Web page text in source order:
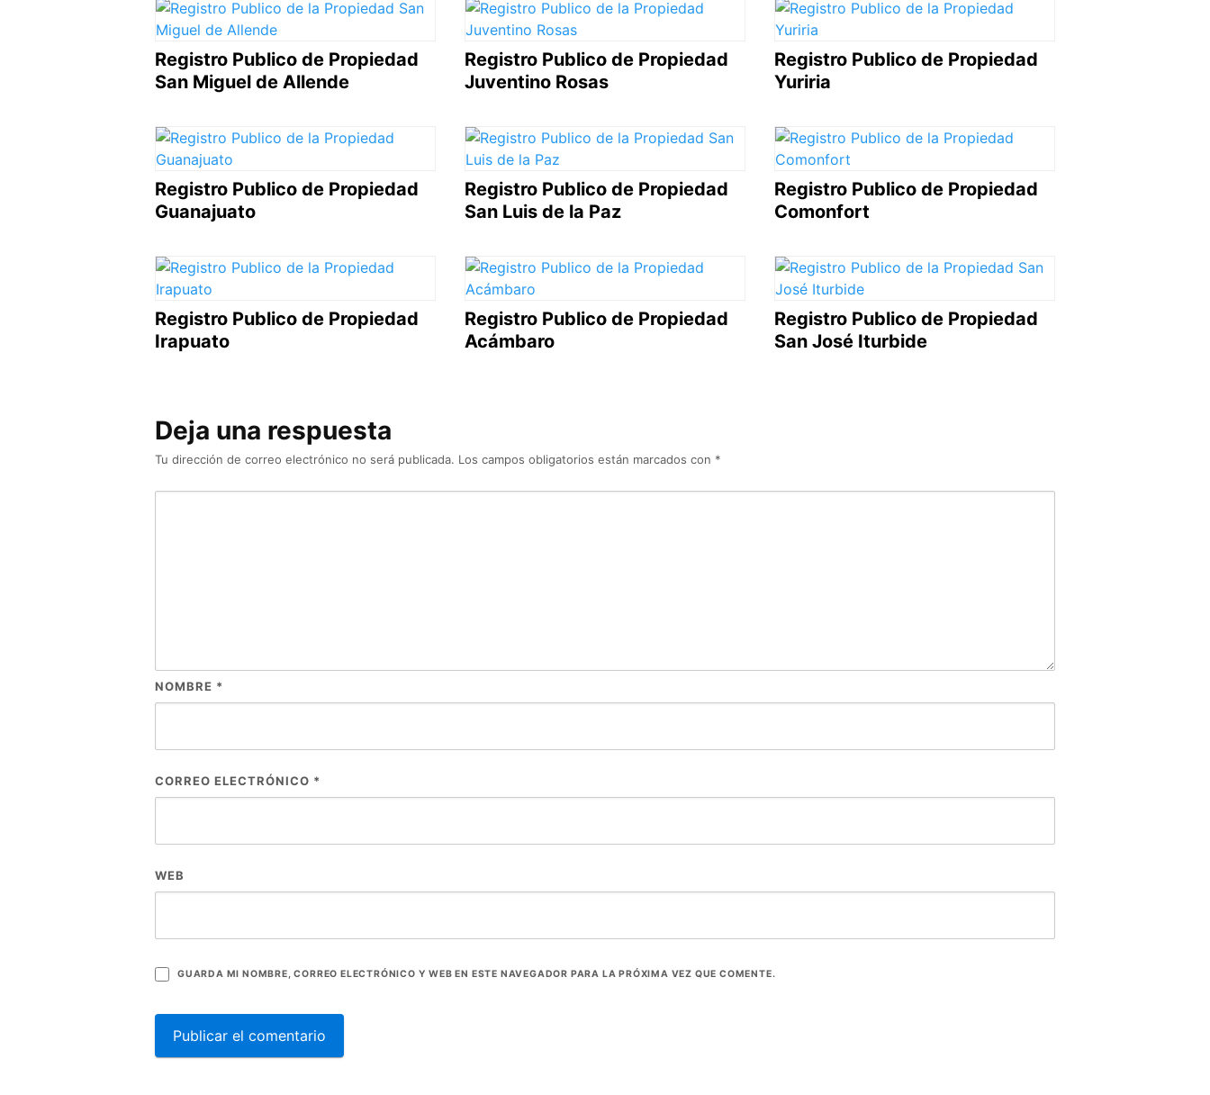
Registro Publico de Propiedad
San Miguel de Allende
Registro Publico de Propiedad
Juventino Rosas
Registro Publico de Propiedad
Yuriria
Registro Publico de Propiedad
Guanajuato
Registro Publico de Propiedad
San Luis de la Paz
Registro Publico de Propiedad
Comonfort
Registro Publico de Propiedad
Irapuato
Registro Publico de Propiedad
Acámbaro
Registro Publico de Propiedad
San José Iturbide
Deja una respuesta
Tu dirección de correo electrónico no será publicada. Los campos obligatorios están marcados con *
NOMBRE *
CORREO ELECTRÓNICO *
WEB
GUARDA MI NOMBRE, CORREO ELECTRÓNICO Y WEB EN ESTE NAVEGADOR PARA LA PRÓXIMA VEZ QUE COMENTE.